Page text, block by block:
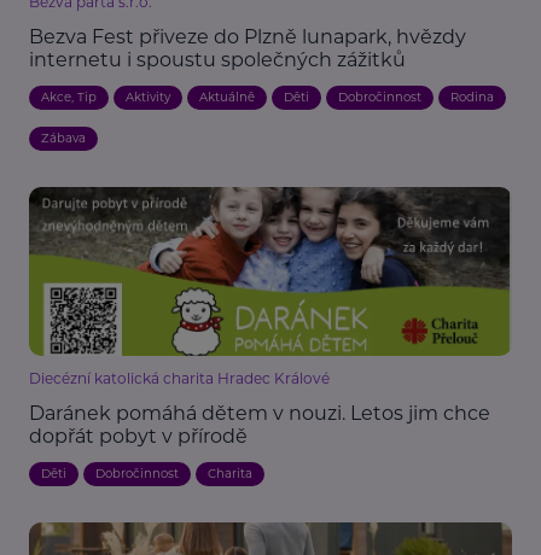
Bezva Fest přiveze do Plzně lunapark, hvězdy
internetu i spoustu společných zážitků
Akce, Tip Aktivity Aktuálně Děti Dobročinnost Rodina
Zábava
Diecézní katolická charita Hradec Králové
Daránek pomáhá dětem v nouzi. Letos jim chce
dopřát pobyt v přírodě
Děti Dobročinnost Charita